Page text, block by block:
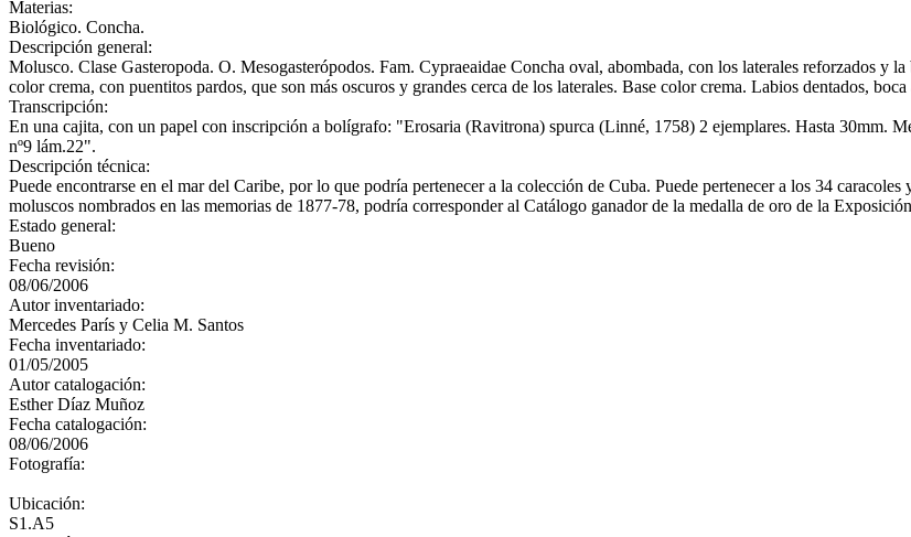
Materias:
Biológico. Concha.
Descripción general:
Molusco. Clase Gasteropoda. O. Mesogasterópodos. Fam. Cypraeaidae Concha oval, abombada, con los laterales reforzados y
color crema, con puentitos pardos, que son más oscuros y grandes cerca de los laterales. Base color crema. Labios dentados,
Transcripción:
En una cajita, con un papel con inscripción a bolígrafo: "Erosaria (Ravitrona) spurca (Linné, 1758) 2 ejemplares. Hasta 30mm.
nº9 lám.22".
Descripción técnica:
Puede encontrarse en el mar del Caribe, por lo que podría pertenecer a la colección de Cuba. Puede pertenecer a los 34
moluscos nombrados en las memorias de 1877-78, podría corresponder al Catálogo ganador de la medalla de oro de la
Estado general:
Bueno
Fecha revisión:
08/06/2006
Autor inventariado:
Mercedes París y Celia M. Santos
Fecha inventariado:
01/05/2005
Autor catalogación:
Esther Díaz Muñoz
Fecha catalogación:
08/06/2006
Fotografía:
Ubicación:
S1.A5